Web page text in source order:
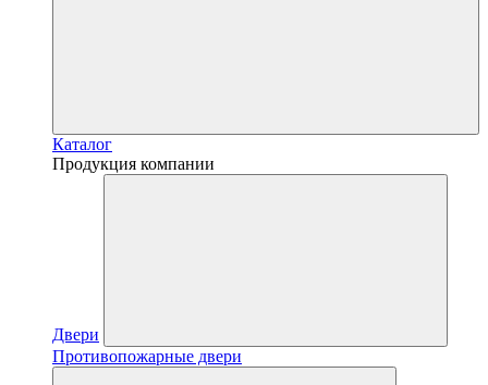
Каталог
Продукция компании
Двери
Противопожарные двери